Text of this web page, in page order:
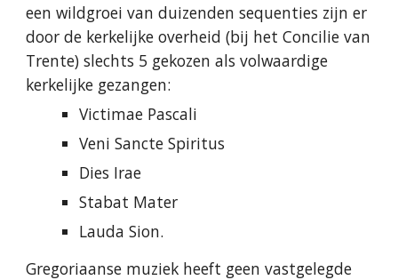
een wildgroei van duizenden sequenties zijn er
door de kerkelijke overheid (bij het Concilie van
Trente) slechts 5 gekozen als volwaardige
kerkelijke gezangen:
Victimae Pascali
Veni Sancte Spiritus
Dies Irae
Stabat Mater
Lauda Sion.
Gregoriaanse muziek heeft geen vastgelegde